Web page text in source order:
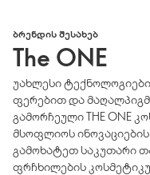
ᲑᲠᲔᲜᲓᲘᲡ ᲨᲔᲡᲐᲮᲔᲑ
The ONE
უახლესი
ფერებით და
გამორჩეული THE ONE
მსოფლიოს
გამოხატეთ საკუთარი
ფრჩხილების